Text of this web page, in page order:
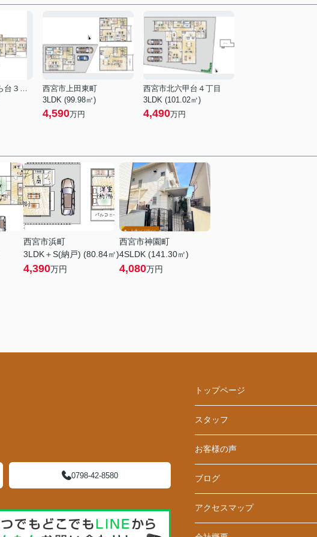
西宮市名塩さくら台３丁目
西宮市上田東町
3LDK (99.98㎡)
4,590万円
西宮市北六甲台４丁目
3LDK (101.02㎡)
4,490万円
西宮市浜町
3LDK＋S(納戸) (80.84㎡)
4,390万円
西宮市神園町
4SLDK (141.30㎡)
4,080万円
0798-42-8580
トップページ
スタッフ
お客様の声
ブログ
アクセスマップ